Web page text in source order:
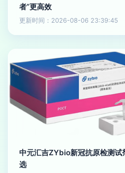
者”更高效
更新时间：2026-08-06 23:39:45
中元汇吉ZYbio新冠抗原检测试
选